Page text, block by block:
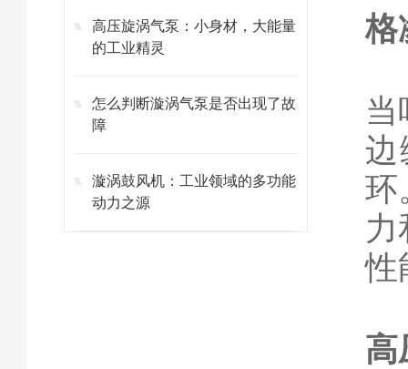
高压旋涡气泵：小身材，大能量
的工业精灵
怎么判断漩涡气泵是否出现了故
障
漩涡鼓风机：工业领域的多功能
动力之源
格
边
环
力
性
高